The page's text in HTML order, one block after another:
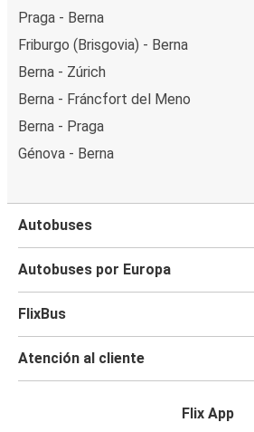
Praga - Berna
Friburgo (Brisgovia) - Berna
Berna - Zúrich
Berna - Fráncfort del Meno
Berna - Praga
Génova - Berna
Autobuses
Autobuses por Europa
FlixBus
Atención al cliente
Flix App